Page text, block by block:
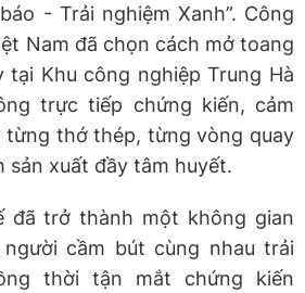
- Trải nghiệm Xanh”. Công
Nam đã chọn cách mở toang
tại Khu công nghiệp Trung Hà
trực tiếp chứng kiến, cảm
từng thớ thép, từng vòng quay
sản xuất đầy tâm huyết.
đã trở thành một không gian
cầm bút cùng nhau trải
thời tận mắt chứng kiến